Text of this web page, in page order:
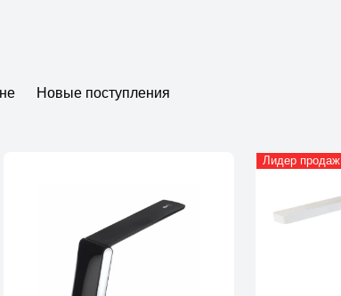
Новые поступления
Лидер продаж